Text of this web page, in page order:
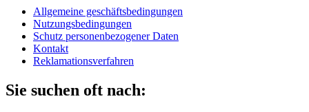
Allgemeine geschäftsbedingungen
Nutzungsbedingungen
Schutz personenbezogener Daten
Kontakt
Reklamationsverfahren
Sie suchen oft nach: